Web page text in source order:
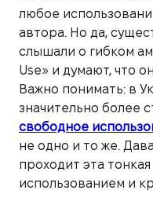
любое
автора. Но да,
слышали о гибком
Use» и думают, что
Важно понимать: в
значительно более
свободное
не одно и то же.
проходит эта
использованием и